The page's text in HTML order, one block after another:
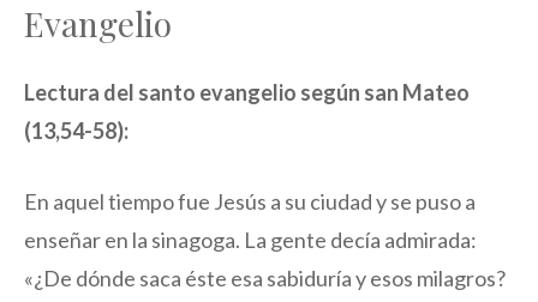
Evangelio
Lectura del santo evangelio según san Mateo
(13,54-58):
En aquel tiempo fue Jesús a su ciudad y se puso a
enseñar en la sinagoga. La gente decía admirada:
«¿De dónde saca éste esa sabiduría y esos milagros?